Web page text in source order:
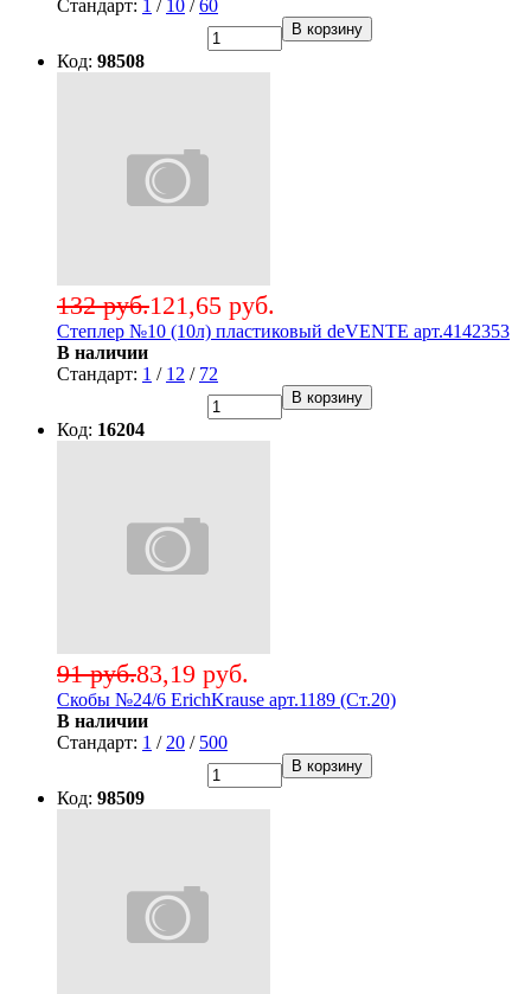
Стандарт: 1 / 10 / 60
В корзину
Код: 98508
121,65 руб.
132 руб.
Степлер №10 (10л) пластиковый deVENTE арт.4142353
В наличии
Стандарт: 1 / 12 / 72
В корзину
Код: 16204
83,19 руб.
91 руб.
Скобы №24/6 ErichKrause арт.1189 (Ст.20)
В наличии
Стандарт: 1 / 20 / 500
В корзину
Код: 98509